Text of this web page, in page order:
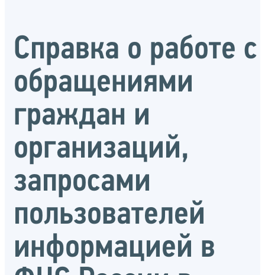
Справка о работе с
обращениями
граждан и
организаций,
запросами
пользователей
информацией в